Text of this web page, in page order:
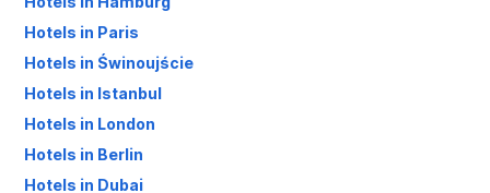
Hotels in Paris
Hotels in Świnoujście
Hotels in Istanbul
Hotels in London
Hotels in Berlin
Hotels in Dubai